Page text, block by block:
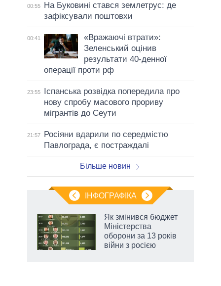
00:55
На Буковині стався землетрус: де
зафіксували поштовхи
00:41
«Вражаючі втрати»:
Зеленський оцінив
результати 40-денної
операції проти рф
23:55
Іспанська розвідка попередила про
нову спробу масового прориву
мігрантів до Сеути
21:57
Росіяни вдарили по середмістю
Павлограда, є постраждалі
Більше новин
ІНФОГРАФІКА
Як змінився бюджет
Міністерства
оборони за 13 років
війни з росією